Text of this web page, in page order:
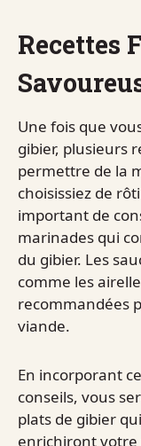
Recettes
Une fois que
gibier, plusieurs
permettre de la
choisissiez de
important de
marinades qui
du gibier. Les
comme les
recommandées
viande.
En incorporant
conseils, vous
plats de gibier
enrichiront